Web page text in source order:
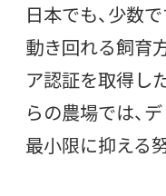
日本でも、少数
動き回れる飼育
ア認証を取得し
らの農場では、
最小限に抑える